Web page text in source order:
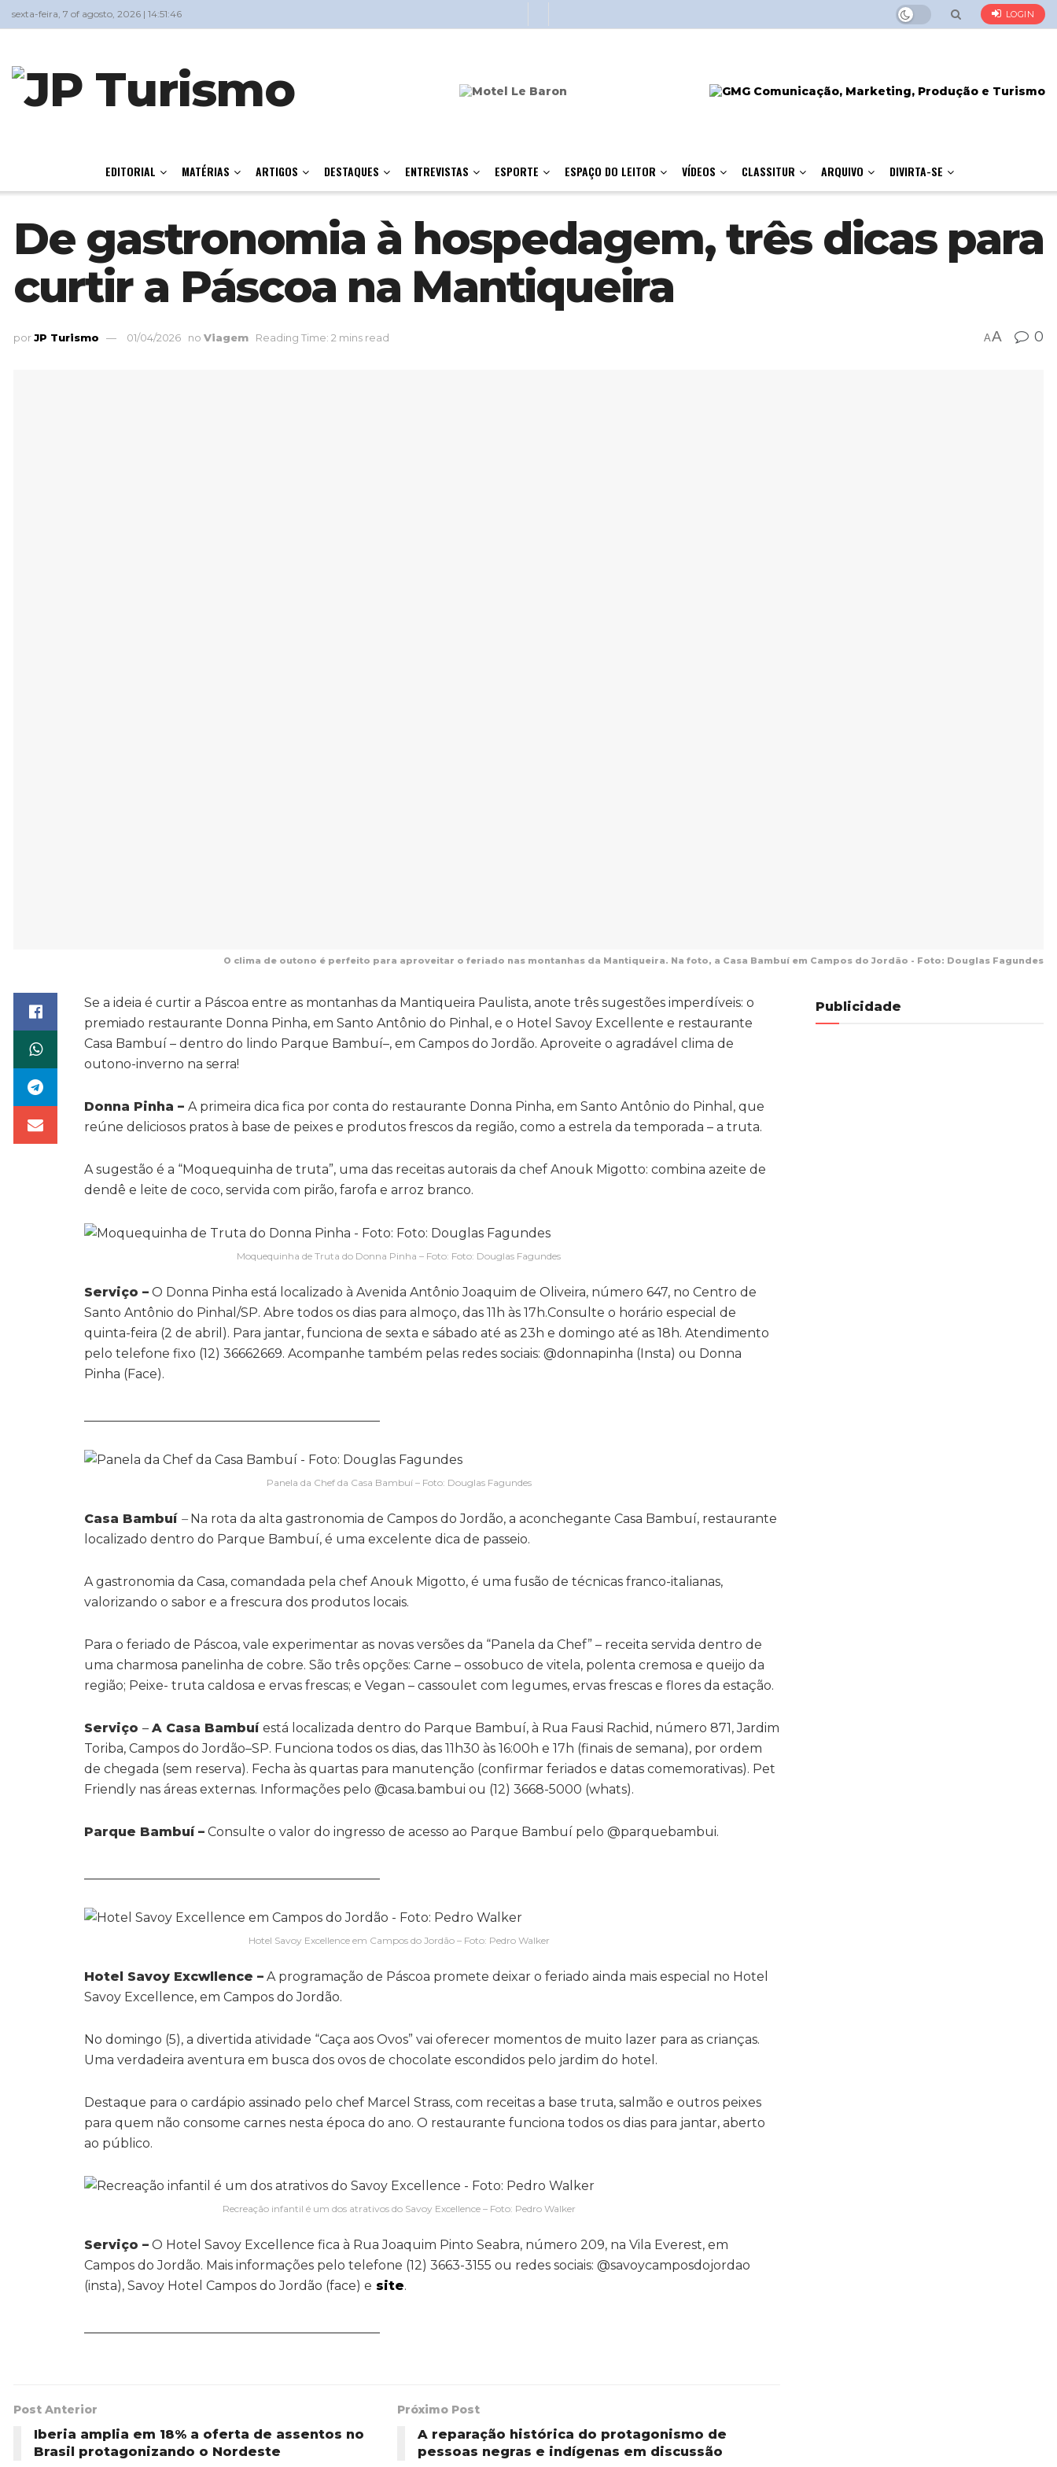
sexta-feira, 7 of agosto, 2026 | 14:51:46 LOGIN
EDITORIAL MATÉRIAS ARTIGOS DESTAQUES ENTREVISTAS ESPORTE ESPAÇO DO LEITOR VÍDEOS CLASSITUR ARQUIVO DIVIRTA-SE
De gastronomia à hospedagem, três dicas para
curtir a Páscoa na Mantiqueira
porJP Turismo 01/04/2026 no Viagem Reading Time: 2 mins read AA 0
O clima de outono é perfeito para aproveitar o feriado nas montanhas da Mantiqueira. Na foto, a Casa Bambuí em Campos do Jordão - Foto: Douglas Fagundes
Se a ideia é curtir a Páscoa entre as montanhas da Mantiqueira Paulista, anote três sugestões imperdíveis: o
premiado restaurante Donna Pinha, em Santo Antônio do Pinhal, e o Hotel Savoy Excellente e restaurante
Casa Bambuí – dentro do lindo Parque Bambuí–, em Campos do Jordão. Aproveite o agradável clima de
outono-inverno na serra!
Donna Pinha – A primeira dica fica por conta do restaurante Donna Pinha, em Santo Antônio do Pinhal, que
reúne deliciosos pratos à base de peixes e produtos frescos da região, como a estrela da temporada – a truta.
A sugestão é a “Moquequinha de truta”, uma das receitas autorais da chef Anouk Migotto: combina azeite de
dendê e leite de coco, servida com pirão, farofa e arroz branco.
Moquequinha de Truta do Donna Pinha – Foto: Foto: Douglas Fagundes
Serviço – O Donna Pinha está localizado à Avenida Antônio Joaquim de Oliveira, número 647, no Centro de
Santo Antônio do Pinhal/SP. Abre todos os dias para almoço, das 11h às 17h.Consulte o horário especial de
quinta-feira (2 de abril). Para jantar, funciona de sexta e sábado até as 23h e domingo até as 18h. Atendimento
pelo telefone fixo (12) 36662669. Acompanhe também pelas redes sociais: @donnapinha (Insta) ou Donna
Pinha (Face).
Panela da Chef da Casa Bambuí – Foto: Douglas Fagundes
Casa Bambuí –Na rota da alta gastronomia de Campos do Jordão, a aconchegante Casa Bambuí, restaurante
localizado dentro do Parque Bambuí, é uma excelente dica de passeio.
A gastronomia da Casa, comandada pela chef Anouk Migotto, é uma fusão de técnicas franco-italianas,
valorizando o sabor e a frescura dos produtos locais.
Para o feriado de Páscoa, vale experimentar as novas versões da “Panela da Chef” – receita servida dentro de
uma charmosa panelinha de cobre. São três opções: Carne – ossobuco de vitela, polenta cremosa e queijo da
região; Peixe- truta caldosa e ervas frescas; e Vegan – cassoulet com legumes, ervas frescas e flores da estação.
Serviço – A Casa Bambuí está localizada dentro do Parque Bambuí, à Rua Fausi Rachid, número 871, Jardim
Toriba, Campos do Jordão–SP. Funciona todos os dias, das 11h30 às 16:00h e 17h (finais de semana), por ordem
de chegada (sem reserva). Fecha às quartas para manutenção (confirmar feriados e datas comemorativas). Pet
Friendly nas áreas externas. Informações pelo @casa.bambui ou (12) 3668-5000 (whats).
Parque Bambuí – Consulte o valor do ingresso de acesso ao Parque Bambuí pelo @parquebambui.
Hotel Savoy Excellence em Campos do Jordão – Foto: Pedro Walker
Hotel Savoy Excwllence – A programação de Páscoa promete deixar o feriado ainda mais especial no Hotel
Savoy Excellence, em Campos do Jordão.
No domingo (5), a divertida atividade “Caça aos Ovos” vai oferecer momentos de muito lazer para as crianças.
Uma verdadeira aventura em busca dos ovos de chocolate escondidos pelo jardim do hotel.
Destaque para o cardápio assinado pelo chef Marcel Strass, com receitas a base truta, salmão e outros peixes
para quem não consome carnes nesta época do ano. O restaurante funciona todos os dias para jantar, aberto
ao público.
Recreação infantil é um dos atrativos do Savoy Excellence – Foto: Pedro Walker
Serviço – O Hotel Savoy Excellence fica à Rua Joaquim Pinto Seabra, número 209, na Vila Everest, em
Campos do Jordão. Mais informações pelo telefone (12) 3663-3155 ou redes sociais: @savoycamposdojordao
(insta), Savoy Hotel Campos do Jordão (face) e site.
Post Anterior
Iberia amplia em 18% a oferta de assentos no
Brasil protagonizando o Nordeste
Próximo Post
A reparação histórica do protagonismo de
pessoas negras e indígenas em discussão
Publicidade